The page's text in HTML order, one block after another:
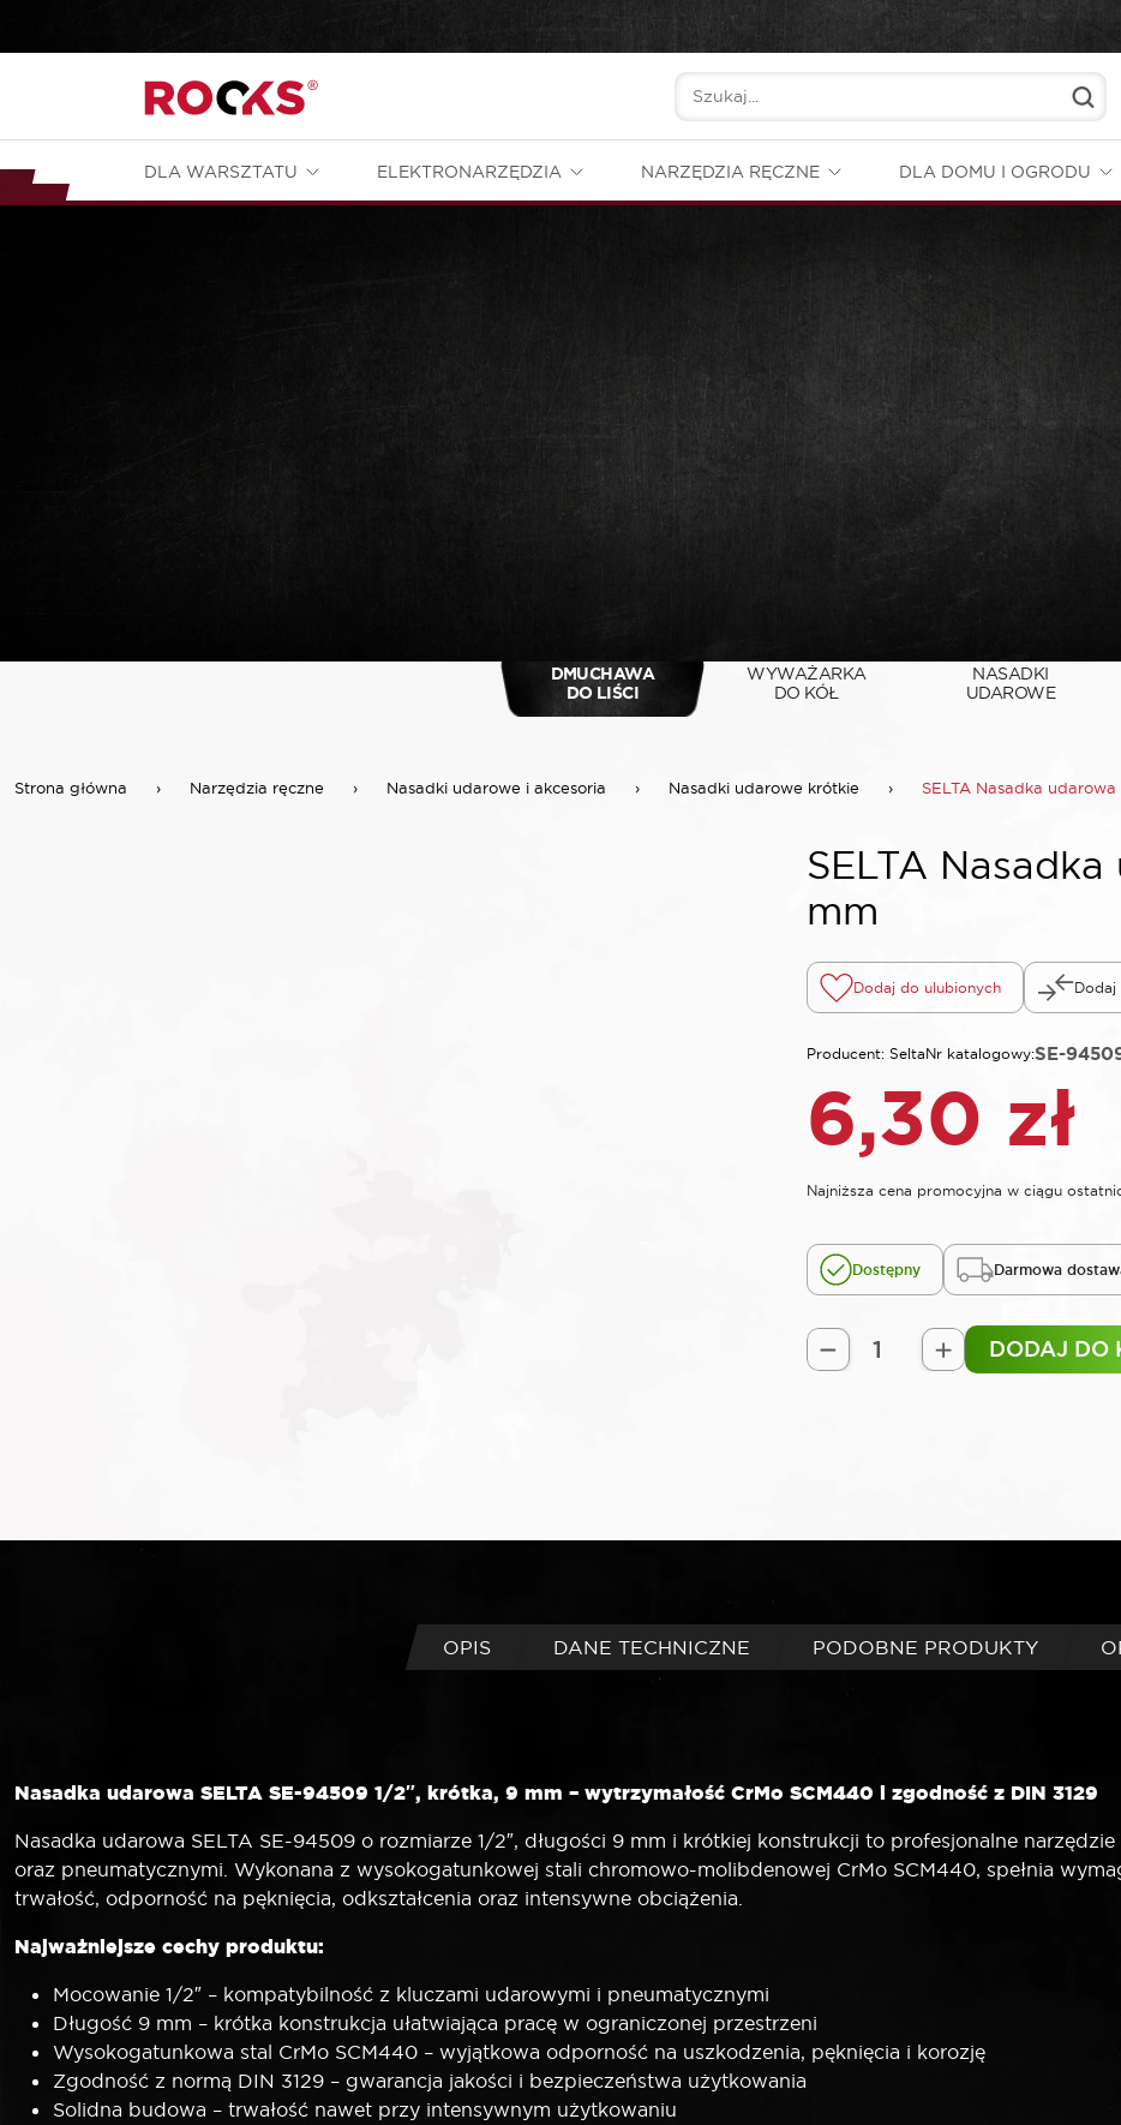
DLA WARSZTATU ELEKTRONARZĘDZIA NARZĘDZIA RĘCZNE DLA DOMU I OGRODU
DMUCHAWA
DO LIŚCI
WYWAŻARKA
DO KÓŁ
NASADKI
UDAROWE
Strona główna › Narzędzia ręczne › Nasadki udarowe i akcesoria › Nasadki udarowe krótkie › SELTA Nasadka
SELTA
mm
Dodaj do ulubionych Dodaj
Producent: SeltaNr katalogowy:SE-
6,30 zł
Najniższa cena promocyjna w ciągu
Dostępny Darmowa
ilość
9
DODAJ DO
OPIS DANE TECHNICZNE PODOBNE PRODUKTY
Nasadka udarowa SELTA SE-94509 1/2″, krótka, 9 mm – wytrzymałość CrMo SCM440 i zgodność z DIN 3129
Nasadka udarowa SELTA SE-94509 o rozmiarze 1/2″, długości 9 mm i krótkiej konstrukcji to profesjonalne
oraz pneumatycznymi. Wykonana z wysokogatunkowej stali chromowo-molibdenowej CrMo SCM440, spełnia
trwałość, odporność na pęknięcia, odkształcenia oraz intensywne obciążenia.
Najważniejsze cechy produktu:
Mocowanie 1/2″ – kompatybilność z kluczami udarowymi i pneumatycznymi
Długość 9 mm – krótka konstrukcja ułatwiająca pracę w ograniczonej przestrzeni
Wysokogatunkowa stal CrMo SCM440 – wyjątkowa odporność na uszkodzenia, pęknięcia i korozję
Zgodność z normą DIN 3129 – gwarancja jakości i bezpieczeństwa użytkowania
Solidna budowa – trwałość nawet przy intensywnym użytkowaniu